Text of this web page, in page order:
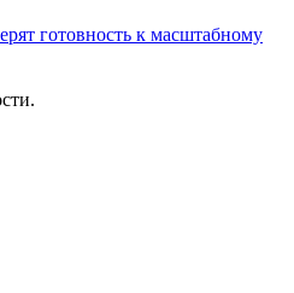
готовность к масштабному